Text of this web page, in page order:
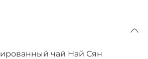
чай Най Сян